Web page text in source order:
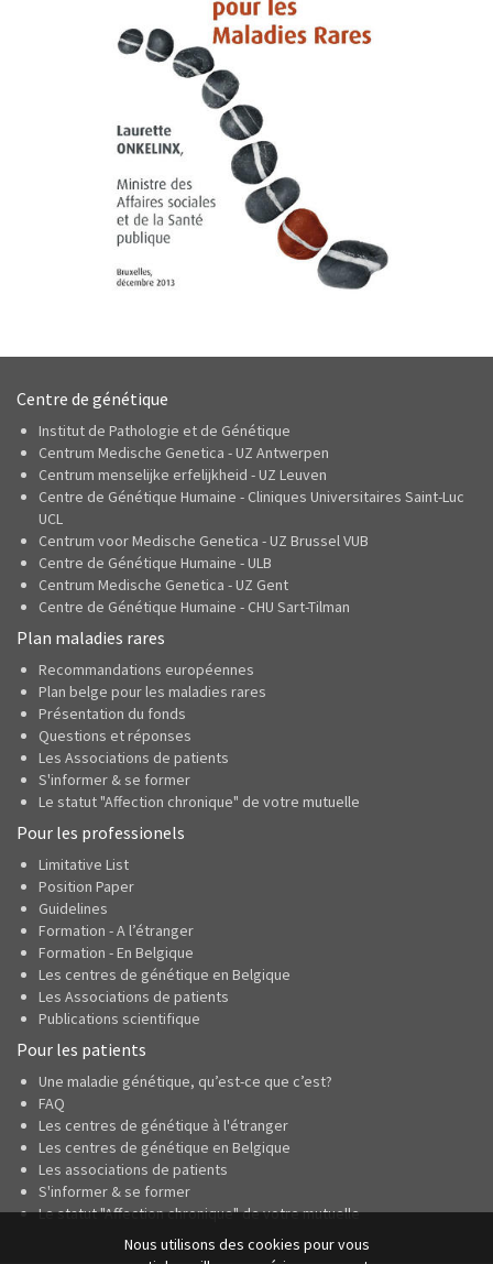
Centre de génétique
Institut de Pathologie et de Génétique
Centrum Medische Genetica - UZ Antwerpen
Centrum menselijke erfelijkheid - UZ Leuven
Centre de Génétique Humaine - Cliniques Universitaires Saint-Luc
UCL
Centrum voor Medische Genetica - UZ Brussel VUB
Centre de Génétique Humaine - ULB
Centrum Medische Genetica - UZ Gent
Centre de Génétique Humaine - CHU Sart-Tilman
Plan maladies rares
Recommandations européennes
Plan belge pour les maladies rares
Présentation du fonds
Questions et réponses
Les Associations de patients
S'informer & se former
Le statut "Affection chronique" de votre mutuelle
Pour les professionels
Limitative List
Position Paper
Guidelines
Formation - A l’étranger
Formation - En Belgique
Les centres de génétique en Belgique
Les Associations de patients
Publications scientifique
Pour les patients
Une maladie génétique, qu’est-ce que c’est?
FAQ
Les centres de génétique à l'étranger
Les centres de génétique en Belgique
Les associations de patients
S'informer & se former
Le statut "Affection chronique" de votre mutuelle
Nous utilisons des cookies pour vous